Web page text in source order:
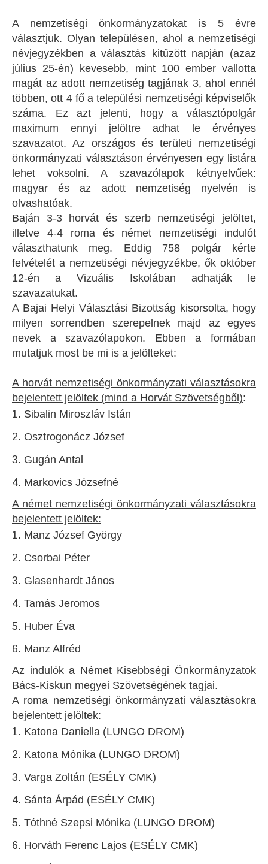
A nemzetiségi önkormányzatokat is 5 évre
választjuk. Olyan településen, ahol a nemzetiségi
névjegyzékben a választás kitűzött napján (azaz
július 25-én) kevesebb, mint 100 ember vallotta
magát az adott nemzetiség tagjának 3, ahol ennél
többen, ott 4 fő a települési nemzetiségi képviselők
száma. Ez azt jelenti, hogy a választópolgár
maximum ennyi jelöltre adhat le érvényes
szavazatot. Az országos és területi nemzetiségi
önkormányzati választáson érvényesen egy listára
lehet voksolni. A szavazólapok kétnyelvűek:
magyar és az adott nemzetiség nyelvén is
olvashatóak.
Baján 3-3 horvát és szerb nemzetiségi jelöltet,
illetve 4-4 roma és német nemzetiségi indulót
választhatunk meg. Eddig 758 polgár kérte
felvételét a nemzetiségi névjegyzékbe, ők október
12-én a Vizuális Iskolában adhatják le
szavazatukat.
A Bajai Helyi Választási Bizottság kisorsolta, hogy
milyen sorrendben szerepelnek majd az egyes
nevek a szavazólapokon. Ebben a formában
mutatjuk most be mi is a jelölteket:
A horvát nemzetiségi önkormányzati választásokra
bejelentett jelöltek (mind a Horvát Szövetségből):
Sibalin Miroszláv Istán
Osztrogonácz József
Gugán Antal
Markovics Józsefné
A német nemzetiségi önkormányzati választásokra
bejelentett jelöltek:
Manz József György
Csorbai Péter
Glasenhardt János
Tamás Jeromos
Huber Éva
Manz Alfréd
Az indulók a Német Kisebbségi Önkormányzatok
Bács-Kiskun megyei Szövetségének tagjai.
A roma nemzetiségi önkormányzati választásokra
bejelentett jelöltek:
Katona Daniella (LUNGO DROM)
Katona Mónika (LUNGO DROM)
Varga Zoltán (ESÉLY CMK)
Sánta Árpád (ESÉLY CMK)
Tóthné Szepsi Mónika (LUNGO DROM)
Horváth Ferenc Lajos (ESÉLY CMK)